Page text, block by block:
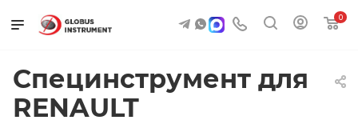
0
Специнструмент для
RENAULT